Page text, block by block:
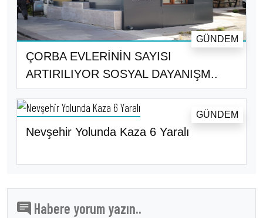
ÇORBA EVLERİNİN SAYISI
ARTIRILIYOR SOSYAL DAYANIŞM..
GÜNDEM
Nevşehir Yolunda Kaza 6 Yaralı
GÜNDEM
Habere yorum yazın..